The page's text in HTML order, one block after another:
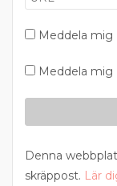
Meddela
Meddela mig
Denna
skräppost. Lär